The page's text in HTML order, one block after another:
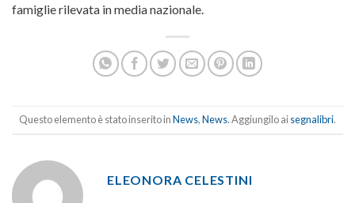
famiglie rilevata in media nazionale.
Questo elemento è stato inserito inNews,News. Aggiungilo aisegnalibri.
ELEONORA CELESTINI